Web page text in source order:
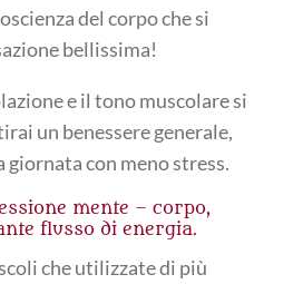
del corpo che si
bellissima!
e il tono muscolare si
un benessere generale,
giornata con meno stress.
mente – corpo,
flusso di energia.
che utilizzate di più